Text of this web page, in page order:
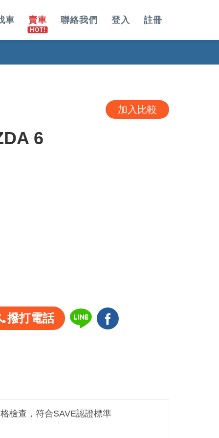
車 賣車 聯絡我們 登入 註冊
加入比較
6
撥打電話
檢查，符合SAVE認證標準